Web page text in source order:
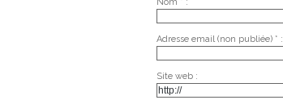
Adresse email (non publiée) * :
Site web :